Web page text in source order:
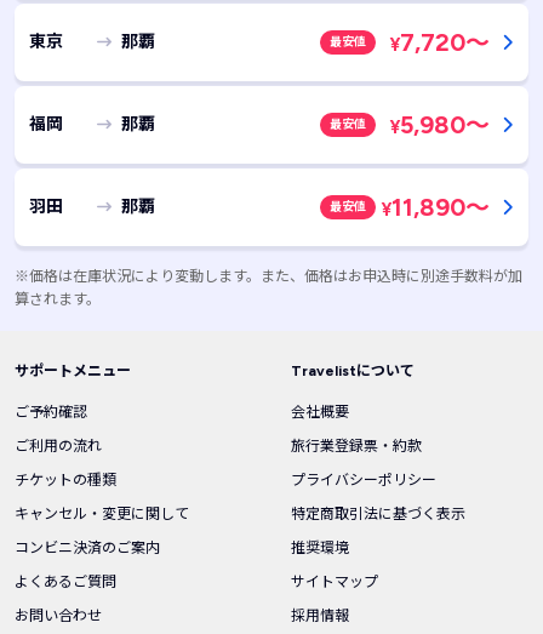
東京 那覇 最安値 ¥7,720～
福岡 那覇 最安値 ¥5,980～
羽田 那覇 最安値 ¥11,890～
※価格は在庫状況により変動します。また、価格はお申込時に別途手数料が加
算されます。
サポートメニュー
ご予約確認
ご利用の流れ
チケットの種類
キャンセル・変更に関して
コンビニ決済のご案内
よくあるご質問
お問い合わせ
Travelistについて
会社概要
旅行業登録票・約款
プライバシーポリシー
特定商取引法に基づく表示
推奨環境
サイトマップ
採用情報